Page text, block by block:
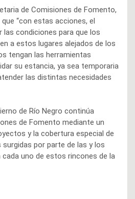
de Comisiones de Fomento,
“con estas acciones, el
las condiciones para que los
a estos lugares alejados de los
tengan las herramientas
su estancia, ya sea temporaria
las distintas necesidades
de Río Negro continúa
de Fomento mediante un
y la cobertura especial de
por parte de las y los
uno de estos rincones de la